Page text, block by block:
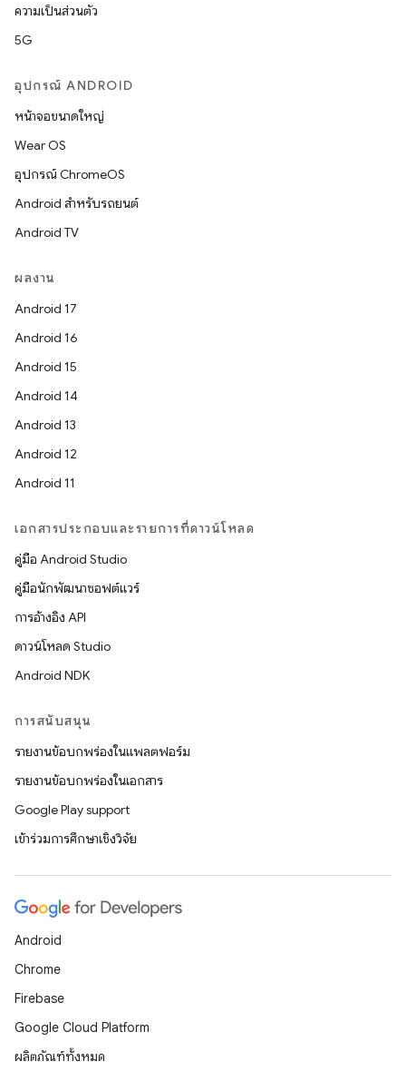
ความเป็นส่วนตัว
5G
อุปกรณ์ ANDROID
หน้าจอขนาดใหญ่
Wear OS
อุปกรณ์ ChromeOS
Android สำหรับรถยนต์
Android TV
ผลงาน
Android 17
Android 16
Android 15
Android 14
Android 13
Android 12
Android 11
เอกสารประกอบและรายการที่ดาวน์โหลด
คู่มือ Android Studio
คู่มือนักพัฒนาซอฟต์แวร์
การอ้างอิง API
ดาวน์โหลด Studio
Android NDK
การสนับสนุน
รายงานข้อบกพร่องในแพลตฟอร์ม
รายงานข้อบกพร่องในเอกสาร
Google Play support
เข้าร่วมการศึกษาเชิงวิจัย
Android
Chrome
Firebase
Google Cloud Platform
ผลิตภัณฑ์ทั้งหมด